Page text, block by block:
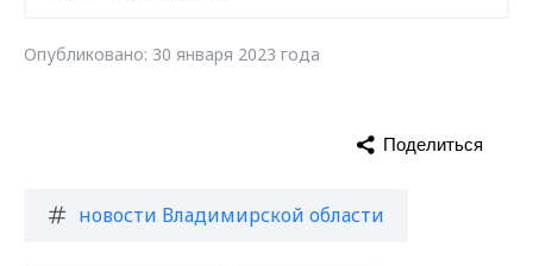
Опубликовано: 30 января 2023 года
новости Владимирской области
Поделиться